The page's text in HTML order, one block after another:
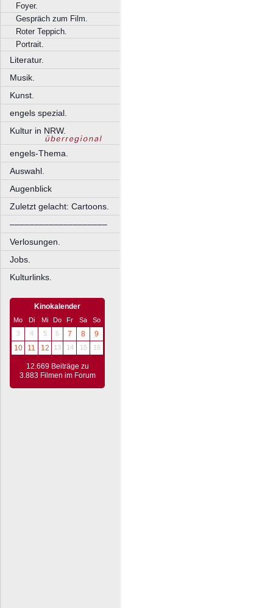
Foyer.
Gespräch zum Film.
Roter Teppich.
Portrait.
Literatur.
Musik.
Kunst.
engels spezial.
Kultur in NRW.
engels-Thema.
Auswahl.
Augenblick
Zuletzt gelacht: Cartoons.
––––––––––––––––––––
Verlosungen.
Jobs.
Kulturlinks.
Kinokalender
Mo Di Mi Do Fr Sa
So
3
4 5 6 7 8
9
10
11 12 13 14 15 16
12.669 Beiträge zu
3.883 Filmen im Forum